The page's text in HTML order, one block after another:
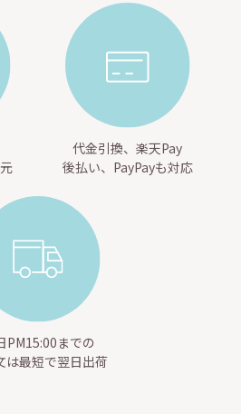
代金引換、楽天Pay
後払い、PayPayも対応
PM15:00までの
は最短で翌日出荷